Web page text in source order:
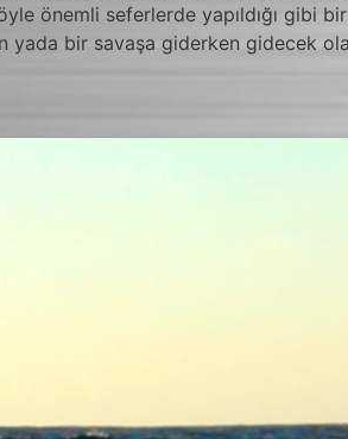
önemli seferlerde yapıldığı gibi
bir savaşa giderken gidecek